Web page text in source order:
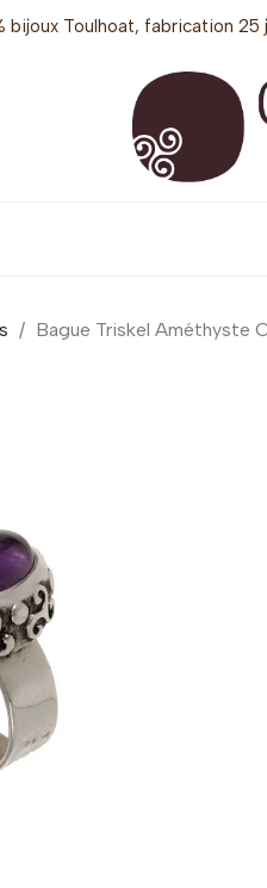
bijoux Toulhoat, fabrication
Bague Triskel Améthyste